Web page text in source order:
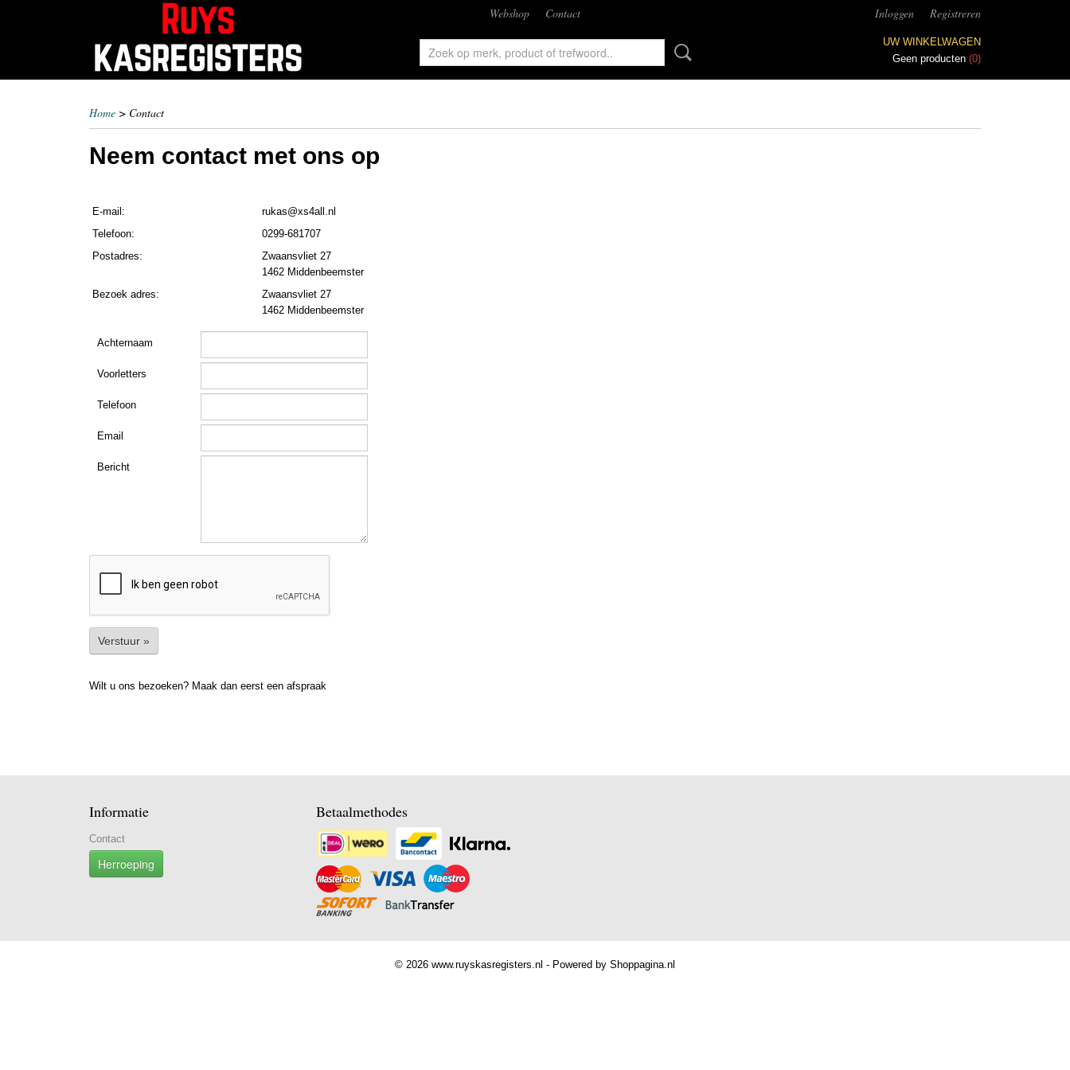
Webshop Contact Inloggen Registreren
UW WINKELWAGEN
Geen producten (0)
Home > Contact
Neem contact met ons op
E-mail:
rukas@xs4all.nl
Telefoon:
0299-681707
Postadres:
Zwaansvliet 27
1462 Middenbeemster
Bezoek adres:
Zwaansvliet 27
1462 Middenbeemster
Achternaam
Voorletters
Telefoon
Email
Bericht
Verstuur »
Wilt u ons bezoeken? Maak dan eerst een afspraak
Informatie
Contact
Herroeping
Betaalmethodes
© 2026 www.ruyskasregisters.nl - Powered by Shoppagina.nl